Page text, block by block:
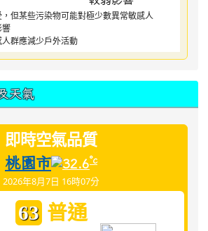
但某些污染物可能對極少數異常敏感人
響
群應減少戶外活動
天氣
即時空氣品質
桃園市 32.6°c
2026年8月7日 16時07分
63 普通